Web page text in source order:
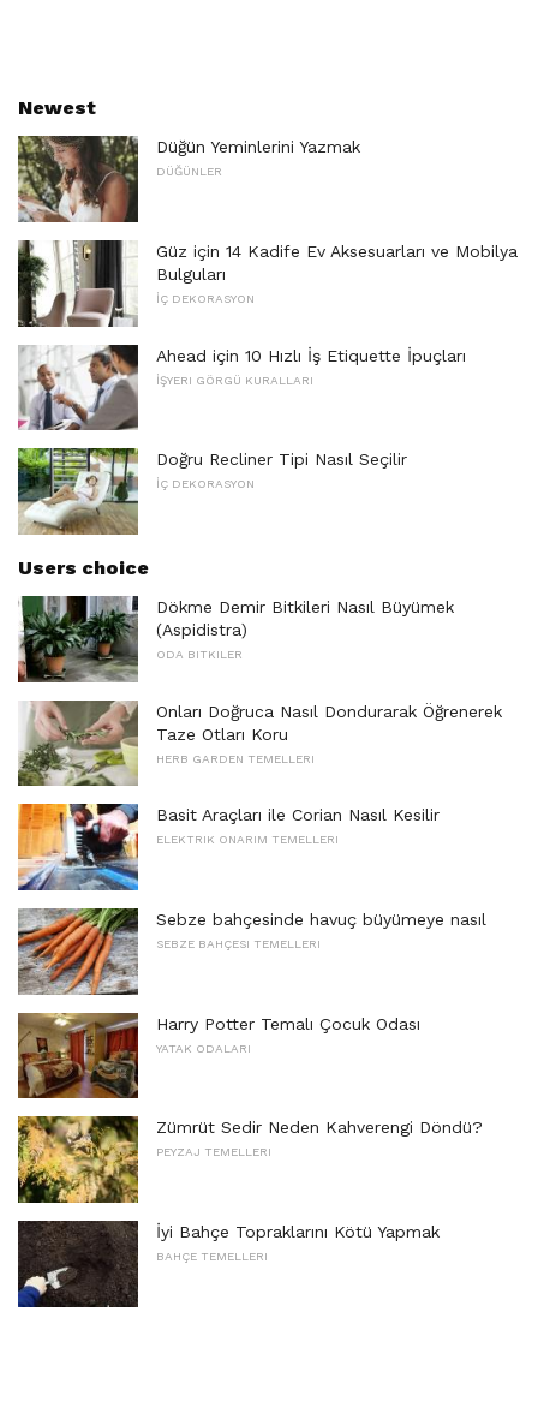
Newest
Düğün Yeminlerini Yazmak
DÜĞÜNLER
Güz için 14 Kadife Ev Aksesuarları ve Mobilya
Bulguları
İÇ DEKORASYON
Ahead için 10 Hızlı İş Etiquette İpuçları
İŞYERI GÖRGÜ KURALLARI
Doğru Recliner Tipi Nasıl Seçilir
İÇ DEKORASYON
Users choice
Dökme Demir Bitkileri Nasıl Büyümek
(Aspidistra)
ODA BITKILER
Onları Doğruca Nasıl Dondurarak Öğrenerek
Taze Otları Koru
HERB GARDEN TEMELLERI
Basit Araçları ile Corian Nasıl Kesilir
ELEKTRIK ONARIM TEMELLERI
Sebze bahçesinde havuç büyümeye nasıl
SEBZE BAHÇESI TEMELLERI
Harry Potter Temalı Çocuk Odası
YATAK ODALARI
Zümrüt Sedir Neden Kahverengi Döndü?
PEYZAJ TEMELLERI
İyi Bahçe Topraklarını Kötü Yapmak
BAHÇE TEMELLERI